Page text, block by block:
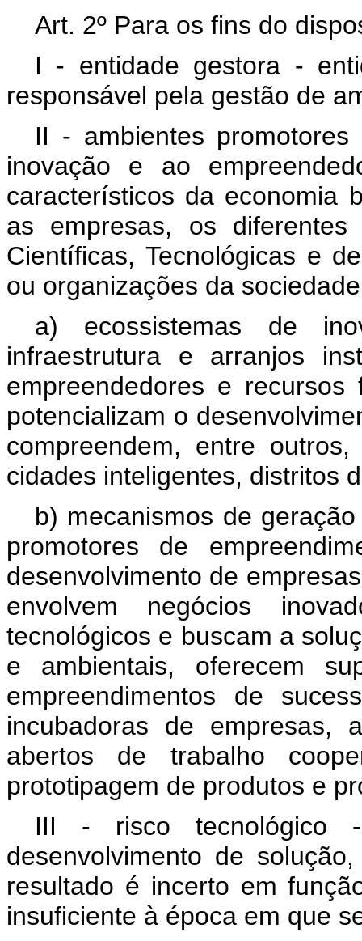
Art. 2º Para os fins do
I - entidade gestora -
responsável pela gestão de
II - ambientes
inovação e ao
característicos da economia
as empresas, os
Científicas, Tecnológicas e
ou organizações da
a) ecossistemas de
infraestrutura e arranjos
empreendedores e
potencializam o
compreendem, entre
cidades inteligentes, distritos
b) mecanismos de
promotores de
desenvolvimento de
envolvem negócios
tecnológicos e buscam a
e ambientais, oferecem
empreendimentos de
incubadoras de empresas,
abertos de trabalho
prototipagem de produtos e
III - risco tecnológico
desenvolvimento de
resultado é incerto em
insuficiente à época em que